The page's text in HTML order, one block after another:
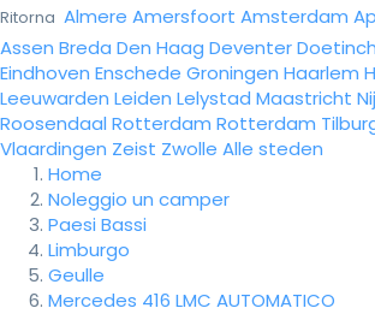
Ritorna Almere Amersfoort Amsterdam
Assen Breda Den Haag Deventer
Eindhoven Enschede Groningen Haarlem
Leeuwarden Leiden Lelystad Maastricht
Roosendaal Rotterdam Rotterdam
Vlaardingen Zeist Zwolle Alle steden
Home
Noleggio un camper
Paesi Bassi
Limburgo
Geulle
Mercedes 416 LMC AUTOMATICO